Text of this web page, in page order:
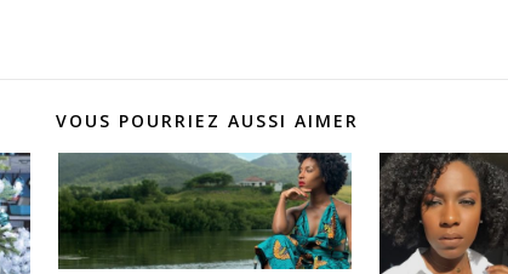
VOUS POURRIEZ AUSSI AIMER